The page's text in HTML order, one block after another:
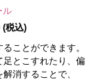
ル
(税込)
ことができます。
足とこすれたり、偏
消することで、